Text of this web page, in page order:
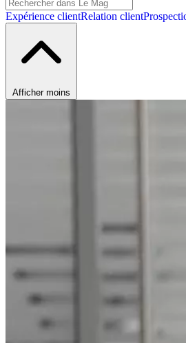
Expérience clientRelation client
Afficher moins